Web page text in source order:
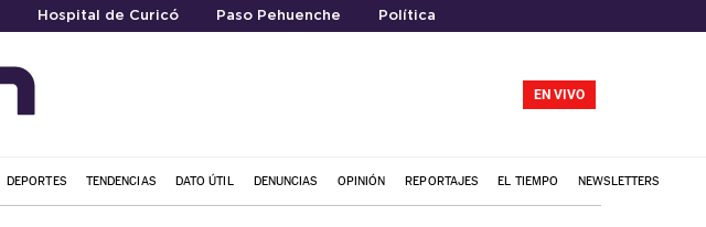
Hospital de Curicó Paso Pehuenche Política
EN VIVO
DEPORTES TENDENCIAS DATO ÚTIL DENUNCIAS OPINIÓN REPORTAJES EL TIEMPO NEWSLETTERS